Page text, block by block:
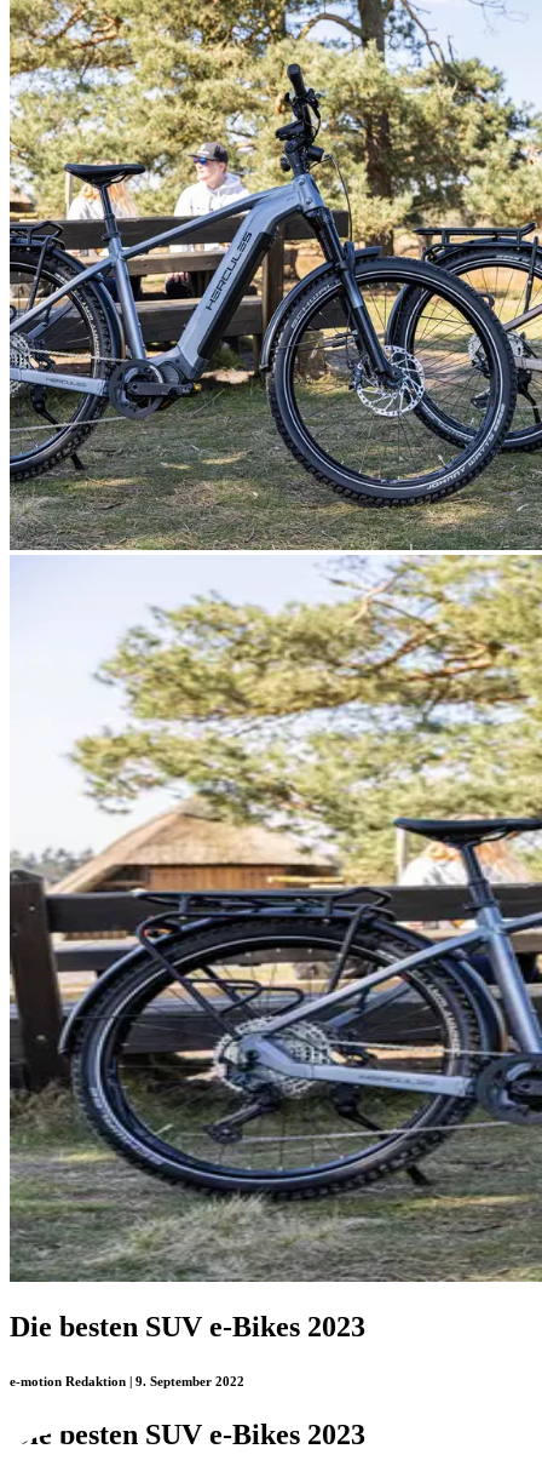
Die besten SUV e-Bikes 2023
e-motion Redaktion | 9. September 2022
Die besten SUV e-Bikes 2023